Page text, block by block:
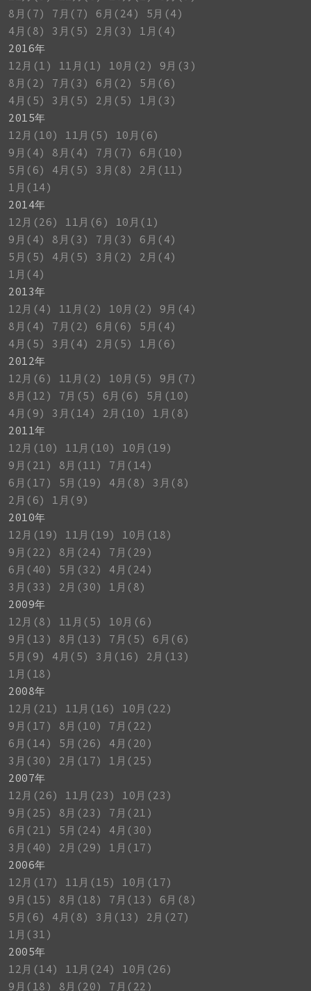
8月(7)
7月(7) 6月(24)
5月(4)
4月(8)
3月(5) 2月(3)
1月(4)
2016年
12月(1)
11月(1) 10月(2)
9月(3)
8月(2)
7月(3) 6月(2)
5月(6)
4月(5)
3月(5) 2月(5)
1月(3)
2015年
12月(10)
11月(5)
10月(6)
9月(4)
8月(4) 7月(7)
6月(10)
5月(6)
4月(5) 3月(8)
2月(11)
1月(14)
2014年
12月(26)
11月(6)
10月(1)
9月(4)
8月(3) 7月(3)
6月(4)
5月(5)
4月(5) 3月(2)
2月(4)
1月(4)
2013年
12月(4)
11月(2) 10月(2)
9月(4)
8月(4)
7月(2) 6月(6)
5月(4)
4月(5)
3月(4) 2月(5)
1月(6)
2012年
12月(6)
11月(2) 10月(5)
9月(7)
8月(12)
7月(5) 6月(6)
5月(10)
4月(9)
3月(14) 2月(10)
1月(8)
2011年
12月(10)
11月(10)
10月(19)
9月(21)
8月(11)
7月(14)
6月(17)
5月(19) 4月(8)
3月(8)
2月(6)
1月(9)
2010年
12月(19)
11月(19)
10月(18)
9月(22)
8月(24)
7月(29)
6月(40)
5月(32)
4月(24)
3月(33)
2月(30)
1月(8)
2009年
12月(8)
11月(5)
10月(6)
9月(13)
8月(13) 7月(5)
6月(6)
5月(9)
4月(5) 3月(16)
2月(13)
1月(18)
2008年
12月(21)
11月(16)
10月(22)
9月(17)
8月(10)
7月(22)
6月(14)
5月(26)
4月(20)
3月(30)
2月(17)
1月(25)
2007年
12月(26)
11月(23)
10月(23)
9月(25)
8月(23)
7月(21)
6月(21)
5月(24)
4月(30)
3月(40)
2月(29)
1月(17)
2006年
12月(17)
11月(15)
10月(17)
9月(15)
8月(18) 7月(13)
6月(8)
5月(6)
4月(8) 3月(13)
2月(27)
1月(31)
2005年
12月(14)
11月(24)
10月(26)
9月(18)
8月(20) 7月(22)